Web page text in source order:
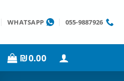
055-9887926
WHATSAPP
₪0.00